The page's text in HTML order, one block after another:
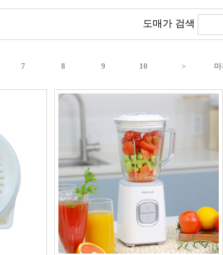
도매가 검색
7 8 9 10 >